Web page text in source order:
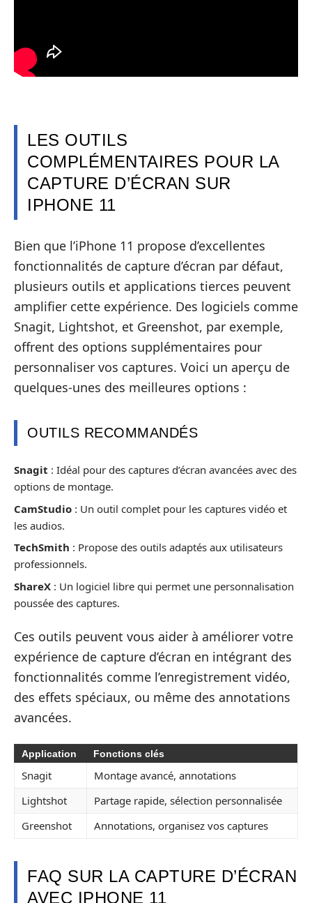
LES OUTILS
COMPLÉMENTAIRES POUR LA
CAPTURE D’ÉCRAN SUR
IPHONE 11
Bien que l’iPhone 11 propose d’excellentes
fonctionnalités de capture d’écran par défaut,
plusieurs outils et applications tierces peuvent
amplifier cette expérience. Des logiciels comme
Snagit, Lightshot, et Greenshot, par exemple,
offrent des options supplémentaires pour
personnaliser vos captures. Voici un aperçu de
quelques-unes des meilleures options :
OUTILS RECOMMANDÉS
Snagit : Idéal pour des captures d’écran avancées avec des
options de montage.
CamStudio : Un outil complet pour les captures vidéo et
les audios.
TechSmith : Propose des outils adaptés aux utilisateurs
professionnels.
ShareX : Un logiciel libre qui permet une personnalisation
poussée des captures.
Ces outils peuvent vous aider à améliorer votre
expérience de capture d’écran en intégrant des
fonctionnalités comme l’enregistrement vidéo,
des effets spéciaux, ou même des annotations
avancées.
Application Fonctions clés
Snagit
Montage avancé, annotations
Lightshot
Partage rapide, sélection personnalisée
Greenshot
Annotations, organisez vos captures
FAQ SUR LA CAPTURE D’ÉCRAN
AVEC IPHONE 11